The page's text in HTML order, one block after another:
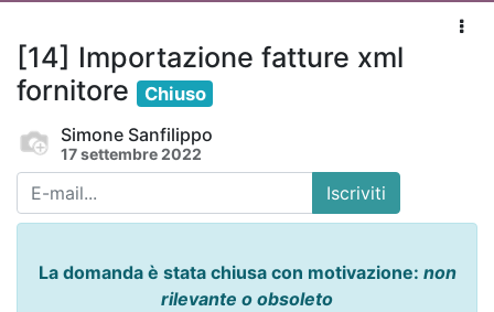
[14] Importazione fatture xml
fornitore
Chiuso
Simone Sanfilippo
17 settembre 2022
Iscriviti
La domanda è stata chiusa con motivazione: non
rilevante o obsoleto